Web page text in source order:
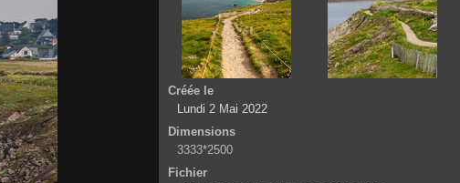
Créée le
Lundi 2 Mai 2022
Dimensions
3333*2500
Fichier